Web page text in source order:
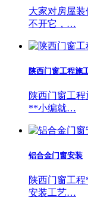
大家对房屋
不开它，…
陕西门窗工程施
陕西门窗工
**小编就…
铝合金门窗安装
陕西门窗工
安装工艺…